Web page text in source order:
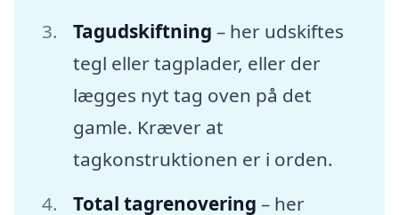
Tagudskiftning – her udskiftes
tegl eller tagplader, eller der
lægges nyt tag oven på det
gamle. Kræver at
tagkonstruktionen er i orden.
Total tagrenovering – her